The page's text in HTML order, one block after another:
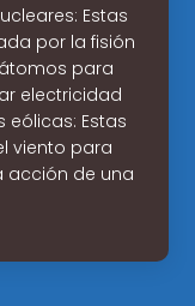
Estas
por la fisión
para
electricidad
eólicas: Estas
viento para
acción de una